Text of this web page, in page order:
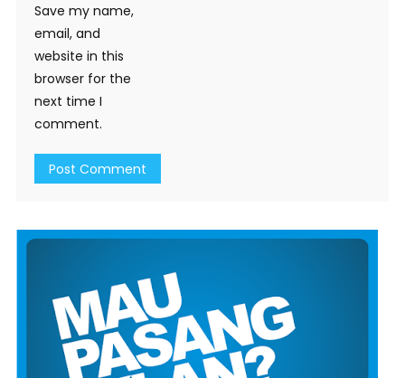
Save my name,
email, and
website in this
browser for the
next time I
comment.